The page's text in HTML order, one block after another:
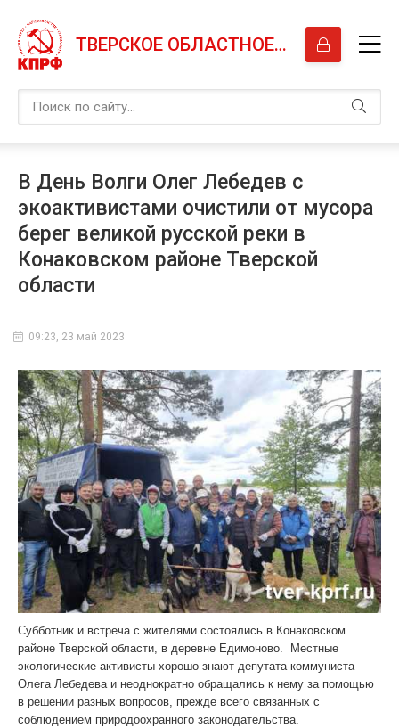
ТВЕРСКОЕ ОБЛАСТНОЕ ОТДЕЛЕНИЕ КПРФ
В День Волги Олег Лебедев с
экоактивистами очистили от мусора
берег великой русской реки в
Конаковском районе Тверской
области
09:23, 23 май 2023
Субботник и встреча с жителями состоялись в Конаковском
районе Тверской области, в деревне Едимоново. Местные
экологические активисты хорошо знают депутата-коммуниста
Олега Лебедева и неоднократно обращались к нему за помощью
в решении разных вопросов, прежде всего связанных с
соблюдением природоохранного законодательства.